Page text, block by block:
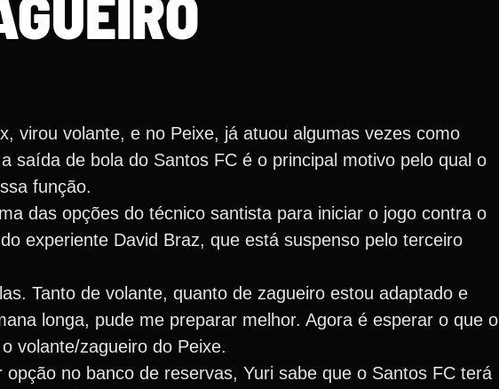
virou volante, e no Peixe, já atuou algumas vezes como
saída de bola do Santos FC é o principal motivo pelo qual o
função.
das opções do técnico santista para iniciar o jogo contra o
experiente David Braz, que está suspenso pelo terceiro
Tanto de volante, quanto de zagueiro estou adaptado e
longa, pude me preparar melhor. Agora é esperar o que o
volante/zagueiro do Peixe.
no banco de reservas, Yuri sabe que o Santos FC terá